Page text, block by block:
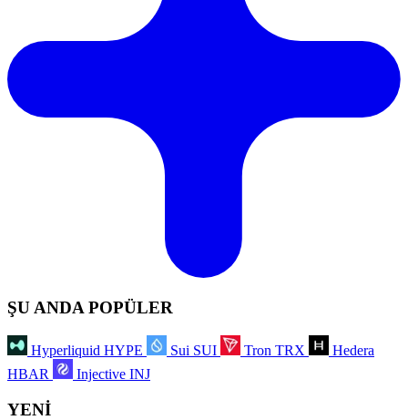
ŞU ANDA POPÜLER
Hyperliquid HYPE Sui SUI Tron TRX
Hedera
HBAR
Injective INJ
YENİ